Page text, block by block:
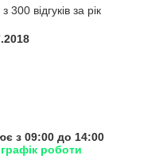
300 відгуків за рік
з 09:00 до 14:00
роботи